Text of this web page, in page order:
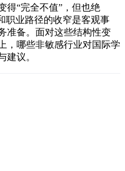
得“完全不值”，但也绝
职业路径的收窄是客观事
准备。面对这些结构性变
，哪些非敏感行业对国际学
建议。